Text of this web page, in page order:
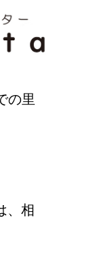
の里
相